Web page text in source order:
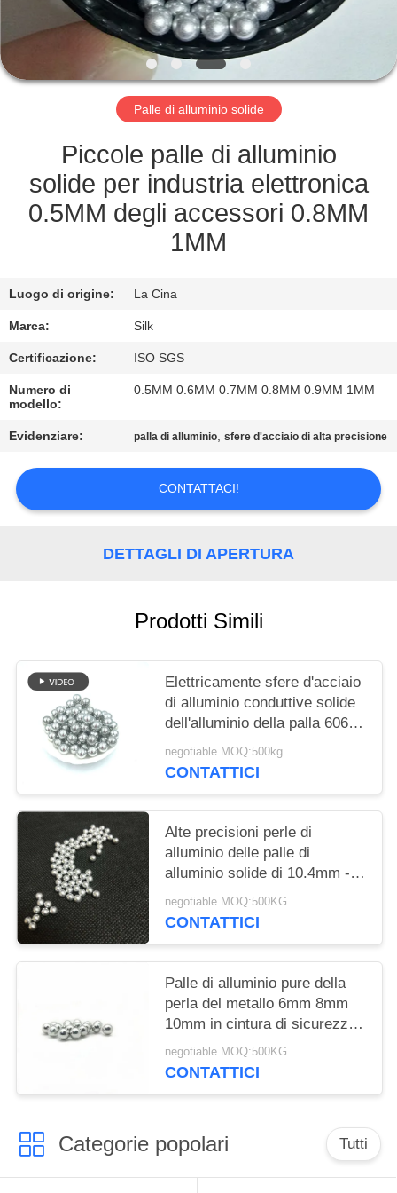
CONTROLLO
DI
QUALITÀ
CONTATTICI
NOTIZIE
RICHIEDA
UNA
CITAZIONE
MAPPA
DEL
SITO
PRIVACY
Palle di alluminio solide
Piccole palle di alluminio
solide per industria elettronica
0.5MM degli accessori 0.8MM
1MM
Luogo di origine: La Cina
Marca: Silk
Certificazione: ISO SGS
Numero di
modello:
0.5MM 0.6MM 0.7MM 0.8MM 0.9MM 1MM
Evidenziare: palla di alluminio,sfere d'acciaio di alta precisione
CONTATTACI!
DETTAGLI DI APERTURA
Prodotti Simili
Elettricamente sfere d'acciaio
di alluminio conduttive solide
dell'alluminio della palla 6061
10mm 6.35mm 12mm 12.7mm
negotiable MOQ:500kg
CONTATTICI
Alte precisioni perle di
alluminio delle palle di
alluminio solide di 10.4mm - di
0.5mm per frantumare
negotiable MOQ:500KG
CONTATTICI
Palle di alluminio pure della
perla del metallo 6mm 8mm
10mm in cintura di sicurezza
che chiude palla a chiave
negotiable MOQ:500KG
CONTATTICI
Categorie popolari Tutti